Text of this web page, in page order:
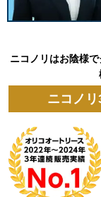
ニコノリはお陰様
ニコノ